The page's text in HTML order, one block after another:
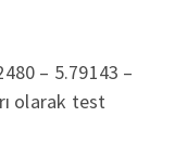
– 5.79143 –
olarak test